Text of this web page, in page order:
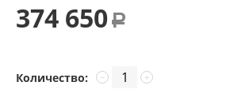
374 650 Р
Количество: +
−